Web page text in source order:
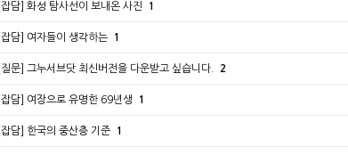
[잡담] 화성 탐사선이 보내온 사진 1
[잡담] 여자들이 생각하는 1
[질문] 그누서브닷 최신버전을 다운받고 싶습니다. 2
[잡담] 여장으로 유명한 69년생 1
[잡담] 한국의 중산층 기준 1